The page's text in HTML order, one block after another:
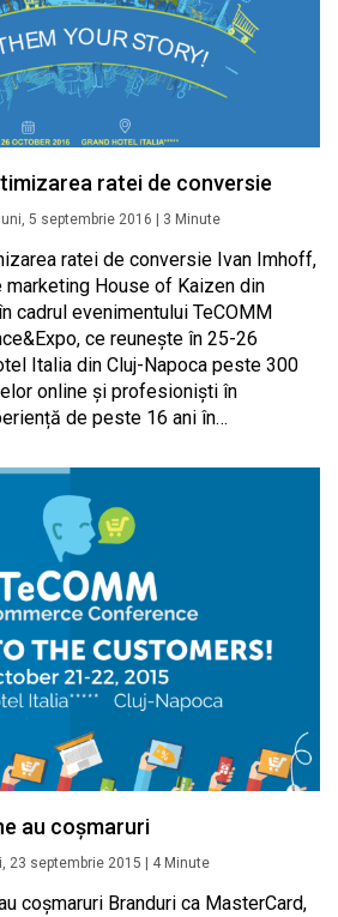
ratei de conversie
luni, 5 septembrie 2016 3 Minute
ratei de conversie Ivan Imhoff,
House of Kaizen din
cadrul evenimentului TeCOMM
ce reunește în 25-26
Italia din Cluj-Napoca peste 300
online și profesioniști în
de peste 16 ani în…
au coșmaruri
23 septembrie 2015 4 Minute
coșmaruri Branduri ca MasterCard,